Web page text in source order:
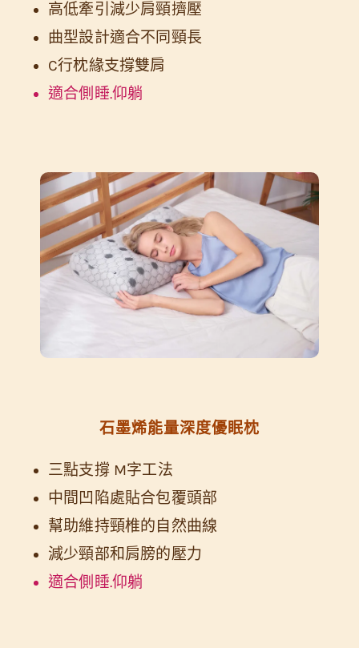
高低牽引減少肩頸擠壓
曲型設計適合不同頸長
C行枕緣支撐雙肩
適合側睡.仰躺
石墨烯能量深度優眠枕
三點支撐 M字工法
中間凹陷處貼合包覆頭部
幫助維持頸椎的自然曲線
減少頸部和肩膀的壓力
適合側睡.仰躺